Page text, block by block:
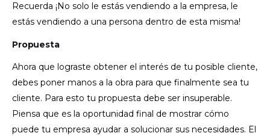
Recuerda ¡No solo le estás vendiendo a la empresa, le
estás vendiendo a una persona dentro de esta misma!
Propuesta
Ahora que lograste obtener el interés de tu posible cliente,
debes poner manos a la obra para que finalmente sea tu
cliente. Para esto tu propuesta debe ser insuperable.
Piensa que es la oportunidad final de mostrar cómo
puede tu empresa ayudar a solucionar sus necesidades. El